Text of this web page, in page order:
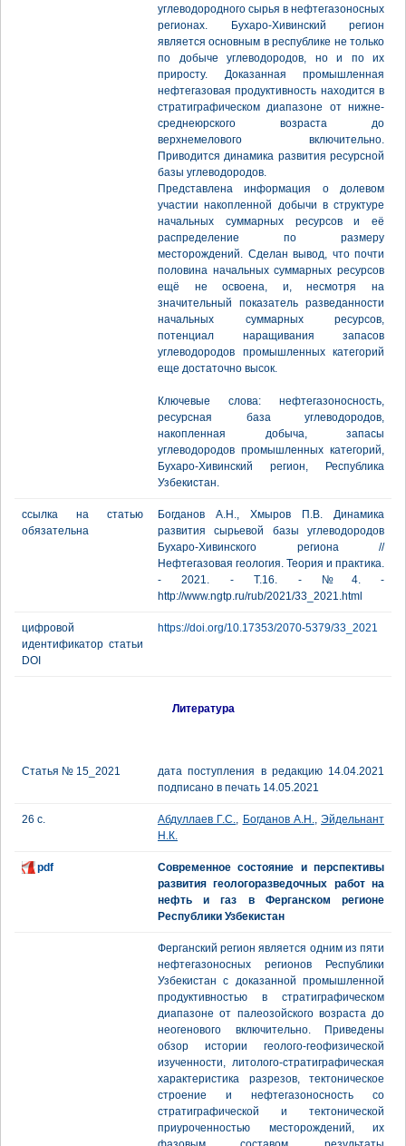
углеводородного сырья в нефтегазоносных
регионах. Бухаро-Хивинский регион
является основным в республике не только
по добыче углеводородов, но и по их
приросту. Доказанная промышленная
нефтегазовая продуктивность находится в
стратиграфическом диапазоне от нижне-
среднеюрского возраста до
верхнемелового включительно.
Приводится динамика развития ресурсной
базы углеводородов.
Представлена информация о долевом
участии накопленной добычи в структуре
начальных суммарных ресурсов и её
распределение по размеру
месторождений. Сделан вывод, что почти
половина начальных суммарных ресурсов
ещё не освоена, и, несмотря на
значительный показатель разведанности
начальных суммарных ресурсов,
потенциал наращивания запасов
углеводородов промышленных категорий
еще достаточно высок.
Ключевые слова: нефтегазоносность,
ресурсная база углеводородов,
накопленная добыча, запасы
углеводородов промышленных категорий,
Бухаро-Хивинский регион, Республика
Узбекистан.
ссылка на статью
обязательна
Богданов А.Н., Хмыров П.В. Динамика
развития сырьевой базы углеводородов
Бухаро-Хивинского региона //
Нефтегазовая геология. Теория и практика.
- 2021. - Т.16. - №4. -
http://www.ngtp.ru/rub/2021/33_2021.html
цифровой
идентификатор статьи
DOI
https://doi.org/10.17353/2070-5379/33_2021
Литература
Статья № 15_2021
дата поступления в редакцию 14.04.2021
подписано в печать 14.05.2021
26 с. Абдуллаев Г.С., Богданов А.Н., Эйдельнант
Н.К.
pdf
Cовременное состояние и перспективы
развития геологоразведочных работ на
нефть и газ в Ферганском регионе
Республики Узбекистан
Ферганский регион является одним из пяти
нефтегазоносных регионов Республики
Узбекистан с доказанной промышленной
продуктивностью в стратиграфическом
диапазоне от палеозойского возраста до
неогенового включительно. Приведены
обзор истории геолого-геофизической
изученности, литолого-стратиграфическая
характеристика разрезов, тектоническое
строение и нефтегазоносность со
стратиграфической и тектонической
приуроченностью месторождений, их